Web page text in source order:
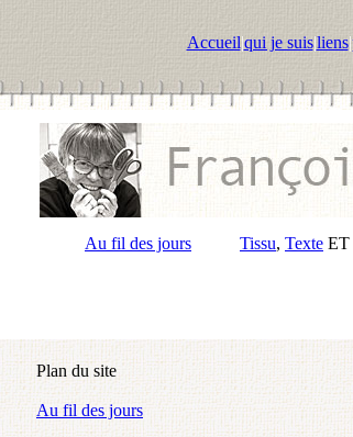
Accueil|qui je suis|liens|
Au fil des jours Tissu, Texte ET
Plan du site
Au fil des jours